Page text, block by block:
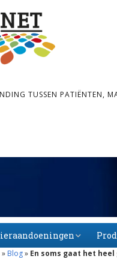
TUSSEN PATIËNTEN,
» Blog» En soms gaat het